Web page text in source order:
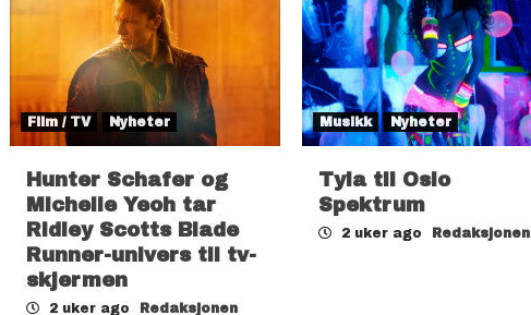
Film / TV Nyheter
Hunter Schafer og
Michelle Yeoh tar
Ridley Scotts Blade
Runner-univers til tv-
skjermen
2 uker ago Redaksjonen
Musikk Nyheter
Tyla til Oslo
Spektrum
2 uker ago Redaksjonen